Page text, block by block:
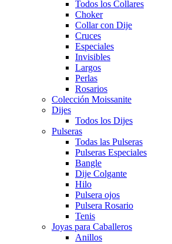
Todos los Collares
Choker
Collar con Dije
Cruces
Especiales
Invisibles
Largos
Perlas
Rosarios
Colección Moissanite
Dijes
Todos los Dijes
Pulseras
Todas las Pulseras
Pulseras Especiales
Bangle
Dije Colgante
Hilo
Pulsera ojos
Pulsera Rosario
Tenis
Joyas para Caballeros
Anillos